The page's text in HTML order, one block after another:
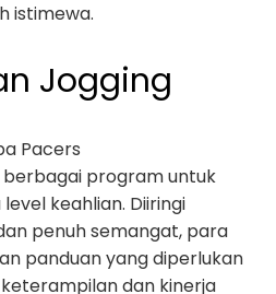
istimewa.
Jogging
Pacers
program untuk
keahlian. Diiringi
penuh semangat, para
panduan yang diperlukan
dan kinerja